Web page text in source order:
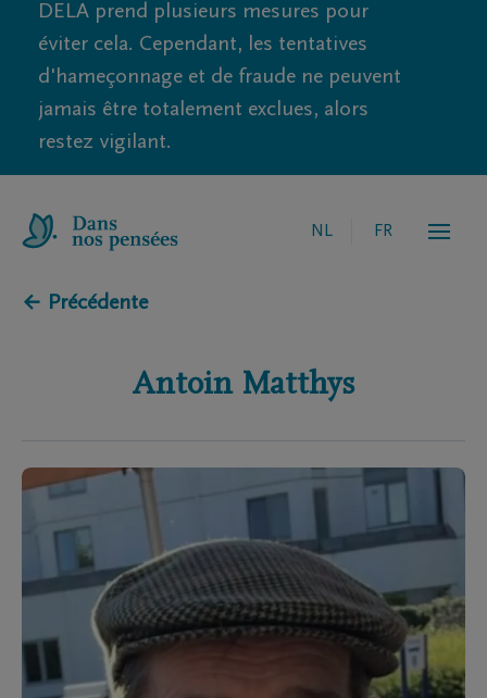
DELA prend plusieurs mesures pour
éviter cela. Cependant, les tentatives
d'hameçonnage et de fraude ne peuvent
jamais être totalement exclues, alors
restez vigilant.
NL FR
← Précédente
Antoin Matthys